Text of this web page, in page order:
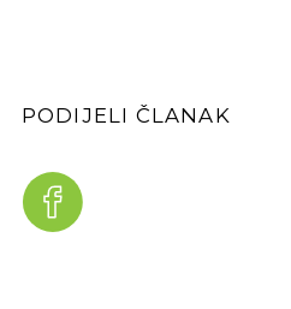
PODIJELI ČLANAK